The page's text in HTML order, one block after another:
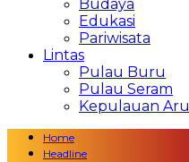
Budaya
Edukasi
Pariwisata
Lintas
Pulau Buru
Pulau Seram
Kepulauan Aru
Home
Headline